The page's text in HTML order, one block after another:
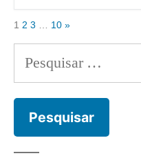
1 2 3 10 »